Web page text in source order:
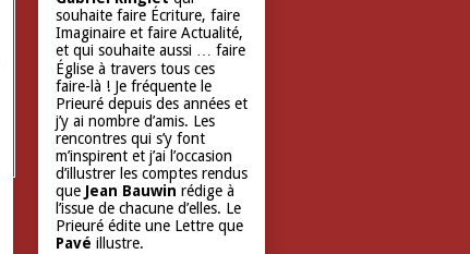
souhaite faire Écriture, faire
Imaginaire et faire Actualité,
et qui souhaite aussi … faire
Église à travers tous ces
faire-là ! Je fréquente le
Prieuré depuis des années et
j’y ai nombre d’amis. Les
rencontres qui s’y font
m’inspirent et j’ai l’occasion
d’illustrer les comptes rendus
que Jean Bauwin rédige à
l’issue de chacune d’elles. Le
Prieuré édite une Lettre que
Pavé illustre.